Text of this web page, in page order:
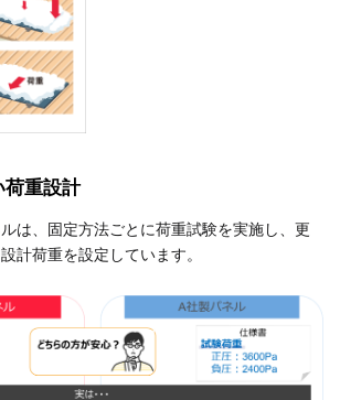
重設計
は、固定方法ごとに荷重試験を実施し、更
計荷重を設定しています。